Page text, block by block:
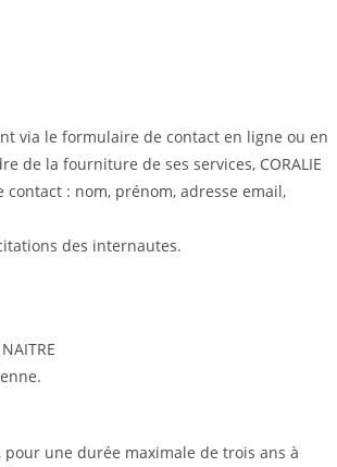
via le formulaire de contact en ligne ou en
de la fourniture de ses services, CORALIE
: nom, prénom, adresse email,
des internautes.
pour une durée maximale de trois ans à